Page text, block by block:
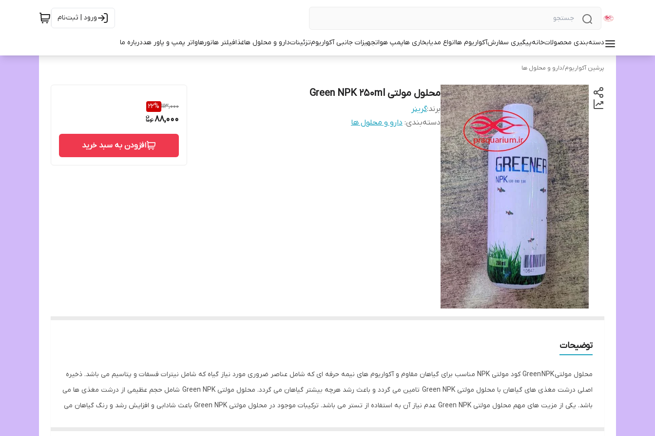
ورود | ثبت‌نام
دسته‌بندی محصولاتخانهپیگیری سفارشآکواریوم هاانواع مدیابخاری هاپمپ هواتجهیزات جانبی آکواریومتزئیناتدارو و محلول هاغذافیلتر هانورهاواتر پمپ و پاور هددرباره ما
پرشین آکواریوم/دارو و محلول ها
محلول مولتی Green NPK 250ml
برند:گرینر
دسته‌بندی: دارو و محلول ها
113,000
22%
88,000
افزودن به سبد خرید
توضیحات
محلول مولتی Green NPK کود مولتی NPK مناسب برای گیاهان مقاوم و آکواریوم های نیمه حرفه ای که شامل عناصر ضروری مورد نیاز گیاه که شامل نیترات فسفات و پتاسیم می باشد. ذخیره
اصلی درشت مغذی های گیاهان با محلول مولتی Green NPK تامین می گردد و باعث رشد هرچه بیشتر گیاهان می گردد. محلول مولتی Green NPK شامل حجم عظیمی از درشت مغذی ها می
باشد. یکی از مزیت های مهم محلول مولتی Green NPK عدم نیاز آن به استفاده از تستر می باشد. ترکیبات موجود در محلول مولتی Green NPK باعث شادابی و افزایش رشد و رنگ گیاهان می